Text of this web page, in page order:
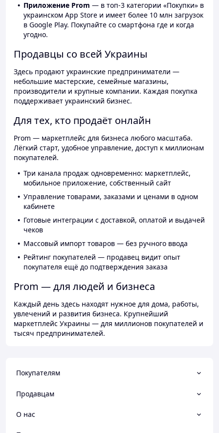
Приложение Prom — в топ-3 категории «Покупки» в
украинском App Store и имеет более 10 млн загрузок
в Google Play. Покупайте со смартфона где и когда
угодно.
Продавцы со всей Украины
Здесь продают украинские предприниматели —
небольшие мастерские, семейные магазины,
производители и крупные компании. Каждая покупка
поддерживает украинский бизнес.
Для тех, кто продаёт онлайн
Prom — маркетплейс для бизнеса любого масштаба.
Лёгкий старт, удобное управление, доступ к миллионам
покупателей.
Три канала продаж одновременно: маркетплейс,
мобильное приложение, собственный сайт
Управление товарами, заказами и ценами в одном
кабинете
Готовые интеграции с доставкой, оплатой и выдачей
чеков
Массовый импорт товаров — без ручного ввода
Рейтинг покупателей — продавец видит опыт
покупателя ещё до подтверждения заказа
Prom — для людей и бизнеса
Каждый день здесь находят нужное для дома, работы,
увлечений и развития бизнеса. Крупнейший
маркетплейс Украины — для миллионов покупателей и
тысяч предпринимателей.
Покупателям
Продавцам
О нас